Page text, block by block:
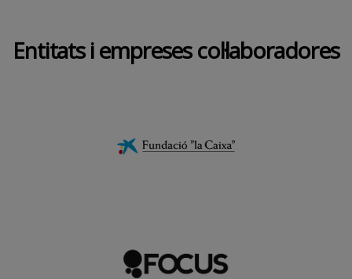
Entitats i empreses col·laboradores